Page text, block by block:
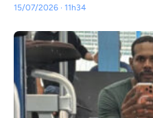
15/07/2026 · 11h34